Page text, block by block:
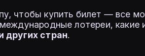
чтобы купить билет — все
лотереи, какие
других стран.